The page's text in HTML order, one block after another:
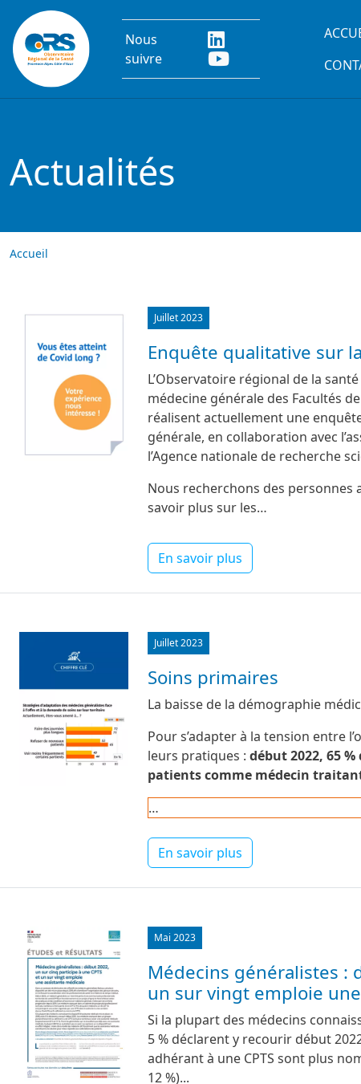
Aller au contenu principal
Nous
suivre
Actualités
Accueil
Image Juillet 2023
Enquête qualitative sur
L’Observatoire régional de la
médecine générale des Facultés
réalisent actuellement une
générale, en collaboration avec
l’Agence nationale de recherche
Nous recherchons des
savoir plus sur les…
En savoir plus
Juillet 2023
Soins primaires
La baisse de la démographie
Pour s’adapter à la tension entre
leurs pratiques : début 2022, 65
patients comme médecin
…
En savoir plus
Image Mai 2023
Médecins généralistes :
un sur vingt emploie
Si la plupart des médecins
5 % déclarent y recourir début
adhérant à une CPTS sont plus
12 %)...